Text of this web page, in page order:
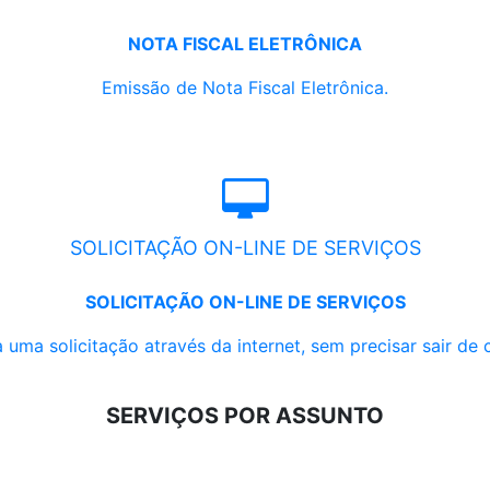
NOTA FISCAL ELETRÔNICA
Emissão de Nota Fiscal Eletrônica.
SOLICITAÇÃO ON-LINE DE SERVIÇOS
SOLICITAÇÃO ON-LINE DE SERVIÇOS
uma solicitação através da internet, sem precisar sair de
SERVIÇOS POR ASSUNTO